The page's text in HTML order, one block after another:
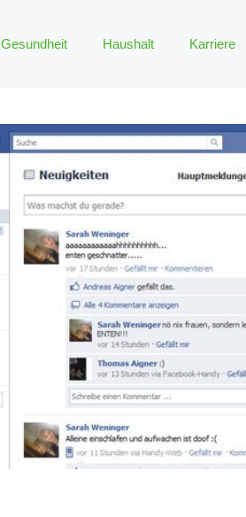
Gesundheit Haushalt Karriere